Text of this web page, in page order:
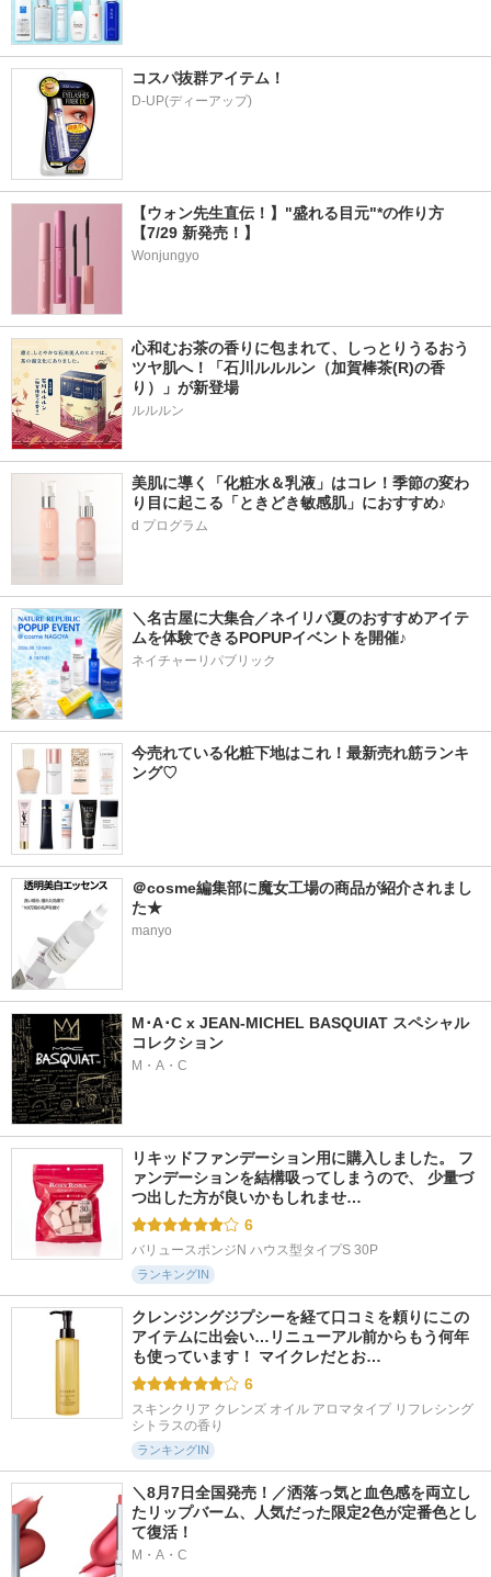
コスパ抜群アイテム！
D-UP(ディーアップ)
【ウォン先生直伝！】"盛れる目元"*の作り方
【7/29 新発売！】
Wonjungyo
心和むお茶の香りに包まれて、しっとりうるおう
ツヤ肌へ！「石川ルルルン（加賀棒茶(R)の香
り）」が新登場
美肌に導く「化粧水＆乳液」はコレ！季節の変わ
り目に起こる「ときどき敏感肌」におすすめ♪
d プログラム
＼名古屋に大集合／ネイリパ夏のおすすめアイテ
ムを体験できるPOPUPイベントを開催♪
ネイチャーリパブリック
今売れている化粧下地はこれ！最新売れ筋ランキ
ング♡
＠cosme編集部に魔女工場の商品が紹介されまし
た★
manyo
M･A･C x JEAN-MICHEL BASQUIAT スペシャル
コレクション
M・A・C
リキッドファンデーション用に購入しました。 フ
ァンデーションを結構吸ってしまうので、 少量づ
つ出した方が良いかもしれませ…
6
バリュースポンジN ハウス型タイプS 30P
ランキングIN
クレンジングジプシーを経て口コミを頼りにこの
アイテムに出会い…リニューアル前からもう何年
も使っています！ マイクレだとお…
6
スキンクリア クレンズ オイル アロマタイプ リフレシング
シトラスの香り
ランキングIN
＼8月7日全国発売！／洒落っ気と血色感を両立し
たリップバーム、人気だった限定2色が定番色とし
て復活！
M・A・C